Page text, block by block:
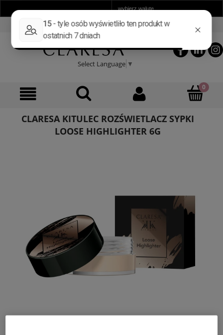
ZAREJESTRUJ SIĘ ZALOGUJ SIĘ
Select Language ▼
CLARESA KITULEC ROZŚWIETLACZ SYPKI
LOOSE HIGHLIGHTER 6G